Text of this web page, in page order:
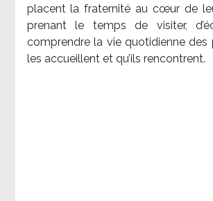
placent la fraternité au cœur de
prenant le temps de visiter,
comprendre la vie quotidienne des
les accueillent et qu’ils rencontrent.